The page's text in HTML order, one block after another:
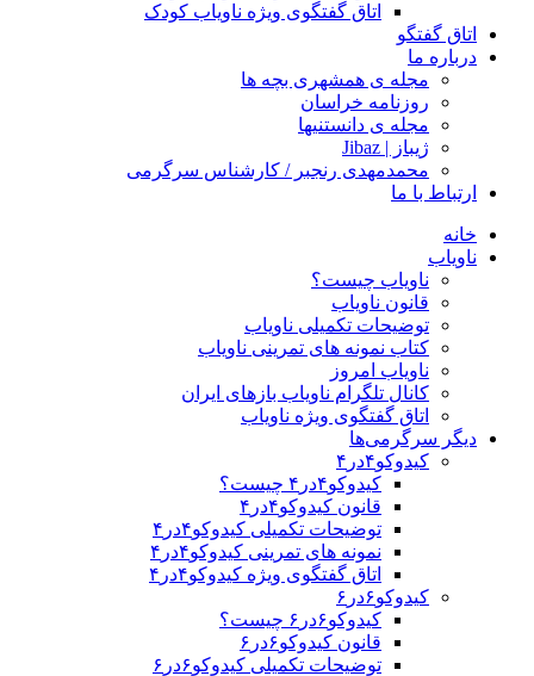
اتاق گفتگوی ویژه ناویاب کودک
اتاق گفتگو
درباره ما
مجله ی همشهری بچه ها
روزنامه خراسان
مجله ی دانستنیها
ژیباز | Jibaz
محمدمهدی رنجبر / کارشناس سرگرمی
ارتباط با ما
خانه
ناویاب
ناویاب چیست؟
قانون ناویاب
توضیحات تکمیلی ناویاب
کتاب نمونه های تمرینی ناویاب
ناویاب امروز
کانال تلگرام ناویاب بازهای ایران
اتاق گفتگوی ویژه ناویاب
دیگر سرگرمی‌ها
کیدوکو۴در۴
کیدوکو۴در۴ چیست؟
قانون کیدوکو۴در۴
توضیحات تکمیلی کیدوکو۴در۴
نمونه های تمرینی کیدوکو۴در۴
اتاق گفتگوی ویژه کیدوکو۴در۴
کیدوکو۶در۶
کیدوکو۶در۶ چیست؟
قانون کیدوکو۶در۶
توضیحات تکمیلی کیدوکو۶در۶